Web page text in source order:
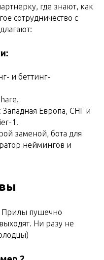
где знают, как
сотрудничество с
и беттинг-
Европа, СНГ и
1.
заменой, бота для
неймингов и
Прилы пушечно
Ни разу не